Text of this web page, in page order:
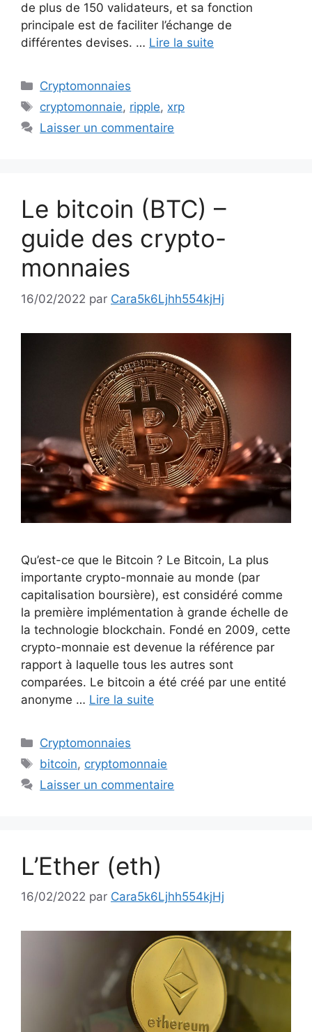
de plus de 150 validateurs, et sa fonction
principale est de faciliter l’échange de
différentes devises. … Lire la suite
Catégories
Cryptomonnaies
Étiquettes
cryptomonnaie, ripple, xrp
Laisser un commentaire
Le bitcoin (BTC) –
guide des crypto-
monnaies
16/02/2022 par Cara5k6Ljhh554kjHj
Qu’est-ce que le Bitcoin ? Le Bitcoin, La plus
importante crypto-monnaie au monde (par
capitalisation boursière), est considéré comme
la première implémentation à grande échelle de
la technologie blockchain. Fondé en 2009, cette
crypto-monnaie est devenue la référence par
rapport à laquelle tous les autres sont
comparées. Le bitcoin a été créé par une entité
anonyme … Lire la suite
Catégories
Cryptomonnaies
Étiquettes
bitcoin, cryptomonnaie
Laisser un commentaire
L’Ether (eth)
16/02/2022 par Cara5k6Ljhh554kjHj